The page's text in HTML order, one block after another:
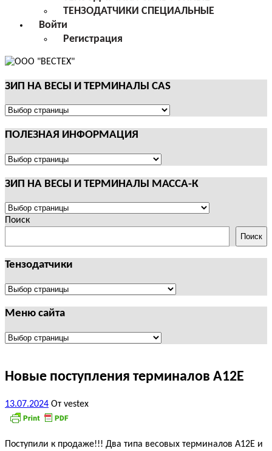
ТЕНЗОДАТЧИКИ СПЕЦИАЛЬНЫЕ
Войти
Регистрация
ЗИП НА ВЕСЫ И ТЕРМИНАЛЫ CAS
ЗИП
ВЕСЫ
ТЕРМИНАЛЫ
ПОЛЕЗНАЯ ИНФОРМАЦИЯ
ПОЛЕЗНАЯ
ЗИП НА ВЕСЫ И ТЕРМИНАЛЫ МАССА-К
ЗИП
НА
И
ТЕРМИНАЛЫ
МАССА-
Поиск
Поиск
Тензодатчики
Тензодатчики
Меню сайта
Меню
Новые поступления терминалов А12Е
13.07.2024 От vestex
Поступили к продаже!!! Два типа весовых терминалов А12Е и